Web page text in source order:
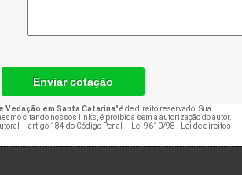
Enviar cotação
Vedação em Santa Catarina" é de direito reservado. Sua
citando nossos links, é proibida sem a autorização do autor.
– artigo 184 do Código Penal – Lei 9610/98 - Lei de direitos